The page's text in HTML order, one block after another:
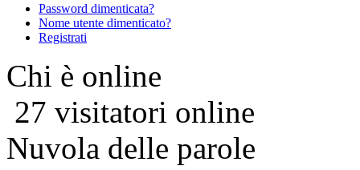
Password dimenticata?
Nome utente dimenticato?
Registrati
Chi è online
27 visitatori online
Nuvola delle parole